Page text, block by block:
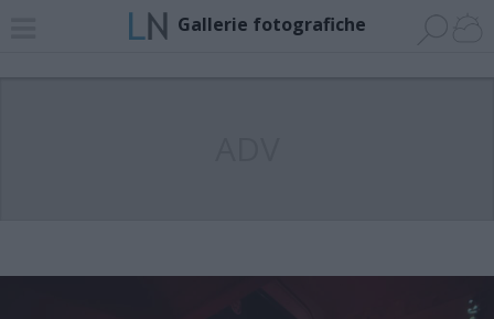
Gallerie fotografiche